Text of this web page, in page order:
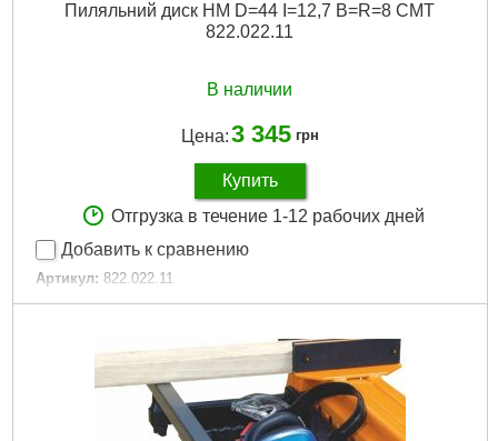
Пиляльний диск HM D=44 I=12,7 B=R=8 CMT
822.022.11
В наличии
Цена:3 345 грн
Купить
Отгрузка в течение 1-12 рабочих дней
Добавить к сравнению
Артикул: 822.022.11
Код товара: 30.38.49
Радіус кінцевої фрези (мм): 8
Подробнее...